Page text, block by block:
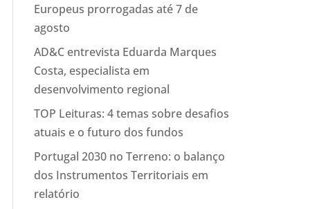
Europeus prorrogadas até 7 de
agosto
AD&C entrevista Eduarda Marques
Costa, especialista em
desenvolvimento regional
TOP Leituras: 4 temas sobre desafios
atuais e o futuro dos fundos
Portugal 2030 no Terreno: o balanço
dos Instrumentos Territoriais em
relatório